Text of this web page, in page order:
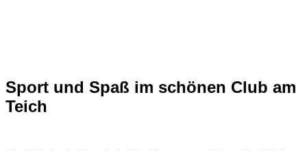
Sport und Spaß im schönen Club am
Teich